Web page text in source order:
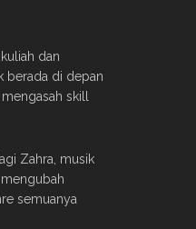
dan
berada di depan
skill
Zahra, musik
semuanya